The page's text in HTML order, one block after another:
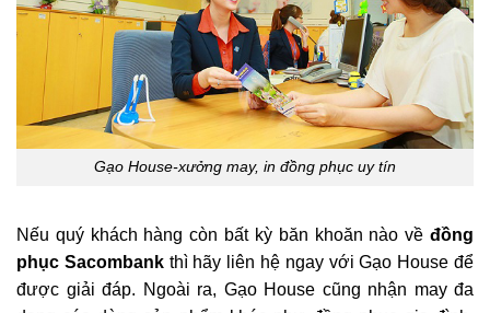
Gạo House-xưởng may, in đồng phục uy tín
Nếu quý khách hàng còn bất kỳ băn khoăn nào về đồng
phục Sacombankthì hãy liên hệ ngay với Gạo House để
được giải đáp. Ngoài ra, Gạo House cũng nhận may đa